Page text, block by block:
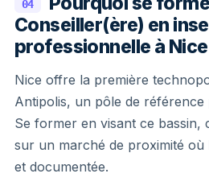
04
Conseiller(ère) en
professionnelle à
Nice offre la première
Antipolis, un pôle de
Se former en visant ce bassin,
sur un marché de proximité où
et documentée.